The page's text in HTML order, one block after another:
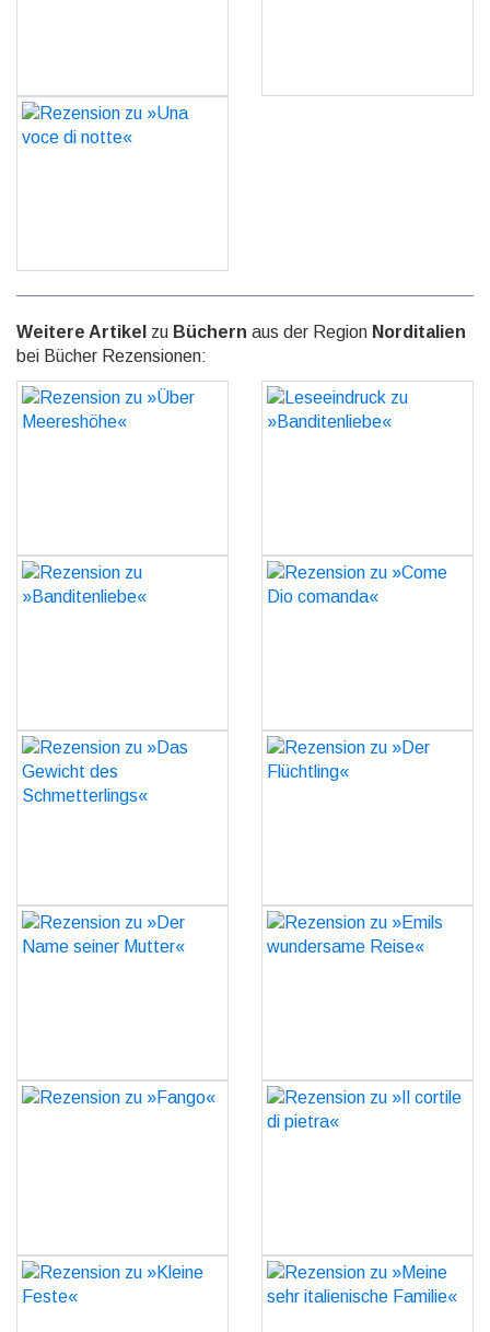
Rezension zu »Una voce
di notte«
Weitere Artikel zu Büchern aus der Region Norditalien
bei Bücher Rezensionen:
Rezension zu »Über
Meereshöhe«
Leseeindruck zu
»Banditenliebe«
Rezension zu
»Banditenliebe«
Rezension zu »Come Dio
comanda«
Rezension zu »Das
Gewicht des
Schmetterlings«
Rezension zu »Der
Flüchtling«
Rezension zu »Der Name
seiner Mutter«
Rezension zu »Emils
wundersame Reise«
Rezension zu »Fango«
Rezension zu »Il cortile di
Rezension zu »Kleine
Rezension zu »Meine sehr
italienische Familie«